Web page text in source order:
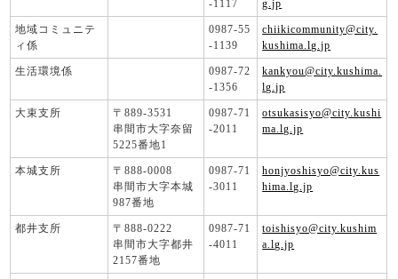
-1117
g.jp
地域コミュニテ
ィ係
0987-55
-1139
chiikicommunity@city.
kushima.lg.jp
生活環境係
0987-72
-1356
kankyou@city.kushima.
lg.jp
大束支所
〒889-3531
串間市大字奈留
5225番地1
0987-71
-2011
otsukasisyo@city.kushi
ma.lg.jp
本城支所
〒888-0008
串間市大字本城
987番地
0987-71
-3011
honjyoshisyo@city.kus
hima.lg.jp
都井支所
〒888-0222
串間市大字都井
2157番地
0987-71
-4011
toishisyo@city.kushim
a.lg.jp